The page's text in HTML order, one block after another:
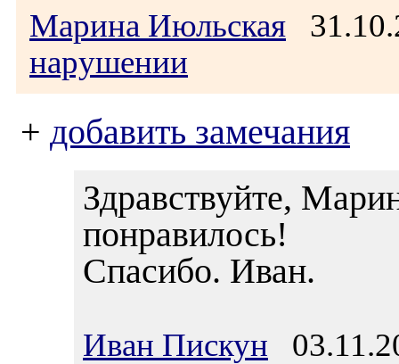
Марина Июльская
нарушении
+ добавить замечания
Здравствуйте,
понравилось!
Спасибо. Иван.
Иван Пискун